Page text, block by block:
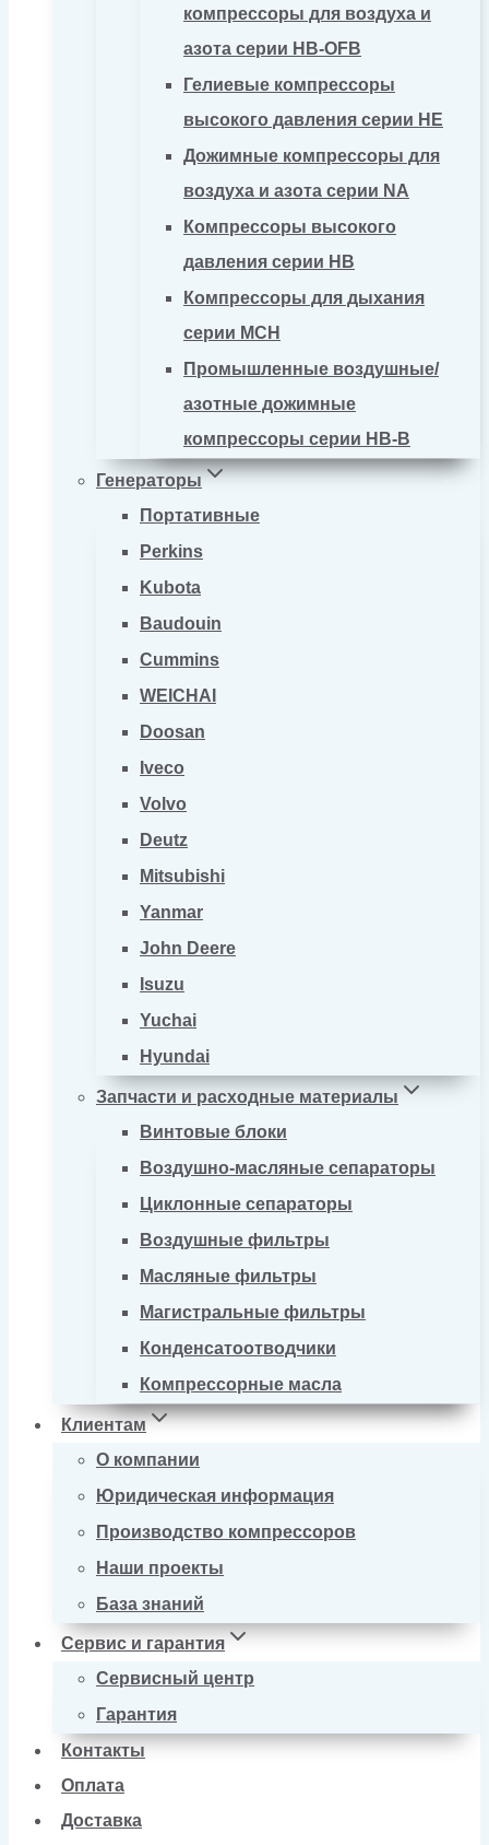
компрессоры для воздуха и
азота серии HB-OFB
Гелиевые компрессоры
высокого давления серии HE
Дожимные компрессоры для
воздуха и азота серии NA
Компрессоры высокого
давления серии HB
Компрессоры для дыхания
серии MCH
Промышленные воздушные/
азотные дожимные
компрессоры серии HB-B
Генераторы
Портативные
Perkins
Kubota
Baudouin
Cummins
WEICHAI
Doosan
Iveco
Volvo
Deutz
Mitsubishi
Yanmar
John Deere
Isuzu
Yuchai
Hyundai
Запчасти и расходные материалы
Винтовые блоки
Воздушно-масляные сепараторы
Циклонные сепараторы
Воздушные фильтры
Масляные фильтры
Магистральные фильтры
Конденсатоотводчики
Компрессорные масла
Клиентам
О компании
Юридическая информация
Производство компрессоров
Наши проекты
База знаний
Сервис и гарантия
Сервисный центр
Гарантия
Контакты
Оплата
Доставка